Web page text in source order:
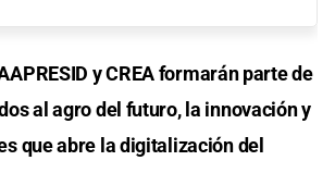
y CREA formarán parte de
al agro del futuro, la innovación y
que abre la digitalización del